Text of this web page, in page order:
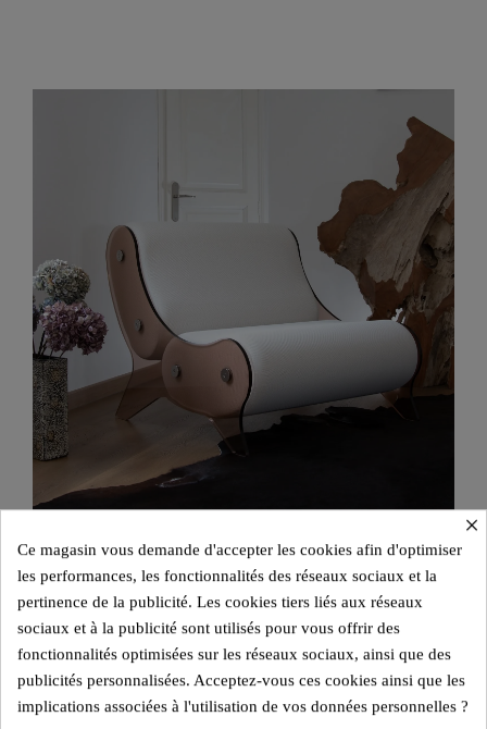
Schaumstoffsitz
3.100,00 €
×
Ce magasin vous demande d'accepter les cookies afin d'optimiser
les performances, les fonctionnalités des réseaux sociaux et la
pertinence de la publicité. Les cookies tiers liés aux réseaux
sociaux et à la publicité sont utilisés pour vous offrir des
fonctionnalités optimisées sur les réseaux sociaux, ainsi que des
publicités personnalisées. Acceptez-vous ces cookies ainsi que les
implications associées à l'utilisation de vos données personnelles ?